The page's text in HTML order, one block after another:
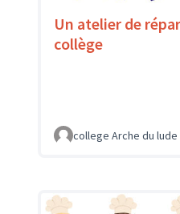
Un atelier de
collège
college Arche du lude